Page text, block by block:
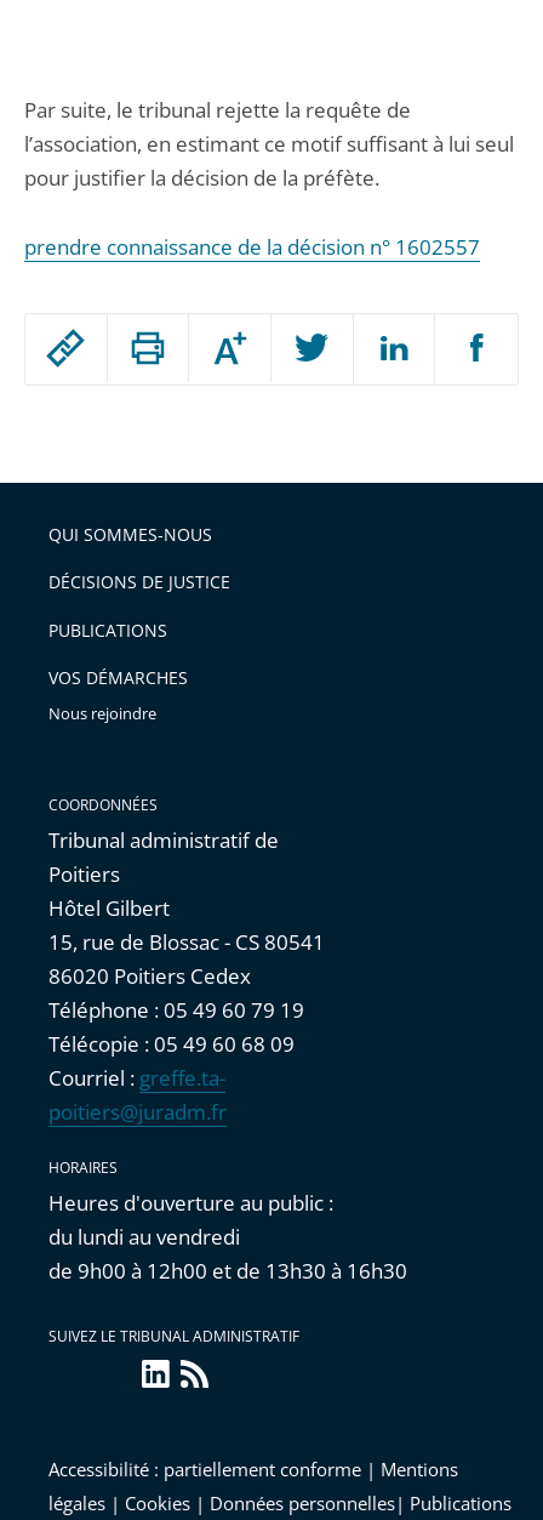
Passer
arriver
après
Augmenter
ou
l'article
pour
avant
Par suite, le tribunal rejette la requête de
l’association, en estimant ce motif suffisant à lui seul
pour justifier la décision de la préfète.
prendre connaissance de la décision n° 1602557
QUI SOMMES-NOUS
DÉCISIONS DE JUSTICE
PUBLICATIONS
VOS DÉMARCHES
Nous rejoindre
COORDONNÉES
Tribunal administratif de
Poitiers
Hôtel Gilbert
15, rue de Blossac - CS 80541
86020 Poitiers Cedex
Téléphone : 05 49 60 79 19
Télécopie : 05 49 60 68 09
Courriel : greffe.ta-
poitiers@juradm.fr
HORAIRES
Heures d'ouverture au public :
du lundi au vendredi
de 9h00 à 12h00 et de 13h30 à 16h30
SUIVEZ LE TRIBUNAL ADMINISTRATIF
linkedin
Flux
RSS
Accessibilité : partiellement conforme | Mentions
légales | Cookies | Données personnelles| Publications